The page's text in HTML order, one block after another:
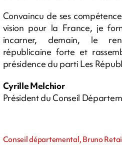
Convaincu de ses
vision pour la France, je
incarner, demain, le
républicaine forte et
présidence du parti Les
Cyrille Melchior
Président du Conseil
Conseil départemental, Bruno